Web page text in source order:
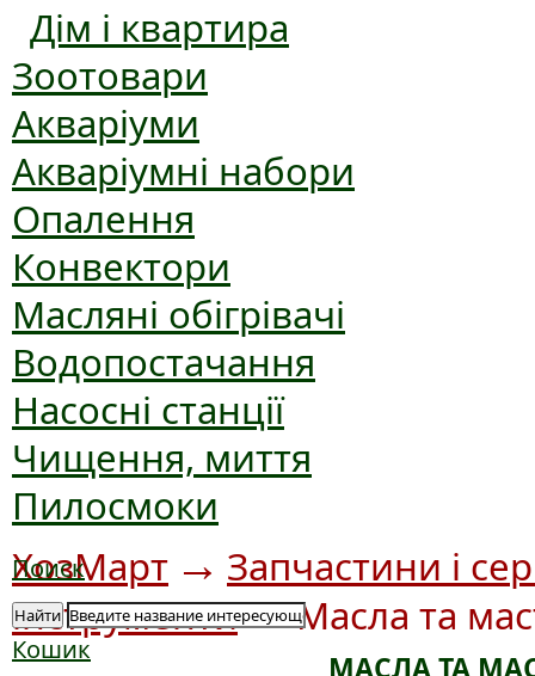
Дім і квартира
Зоотовари
Акваріуми
Акваріумні набори
Опалення
Конвектори
Масляні обігрівачі
Водопостачання
Насосні станції
Чищення, миття
Пилосмоки
Поиск
Найти
Кошик
ХозМарт → Запчастини і
інструменти→Масла та
МАСЛА ТА